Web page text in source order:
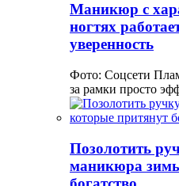
Маникюр с
ногтях
уверенность
Фото: Соцсети
за рамки просто
Позолотить
маникюра